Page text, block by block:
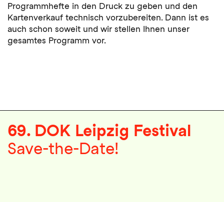
Programmhefte in den Druck zu geben und den
Kartenverkauf technisch vorzubereiten. Dann ist es
auch schon soweit und wir stellen Ihnen unser
gesamtes Programm vor.
69. DOK Leipzig Festival
Save-the-Date!